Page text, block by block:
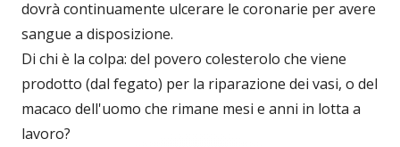
dovrà continuamente ulcerare le coronarie per avere
sangue a disposizione.
Di chi è la colpa: del povero colesterolo che viene
prodotto (dal fegato) per la riparazione dei vasi, o del
macaco dell'uomo che rimane mesi e anni in lotta a
lavoro?